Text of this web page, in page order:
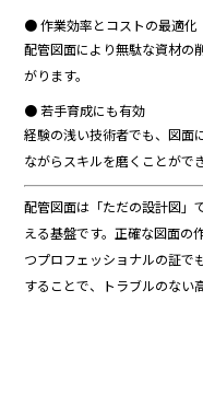
●作業効率とコストの最適化
配管図面により無駄な資材の
がり ます。
●若手育成にも有効
経験の浅い技術者でも、図面
ながら スキルを磨く ことがで
配管図面は「ただの設計図」
える基盤です。正確な図面の
つプロフェッショナルの証で
する ことで、 トラブルのない